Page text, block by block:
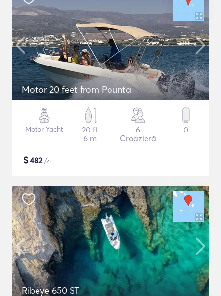
Motor 20 feet from Pounta
Motor Yacht
20 ft
6 m
6
Croazieră
0
$482/zi
Ribeye 650 ST